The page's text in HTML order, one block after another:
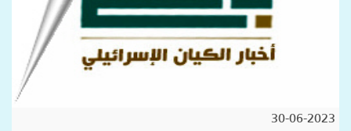
30-06-2023